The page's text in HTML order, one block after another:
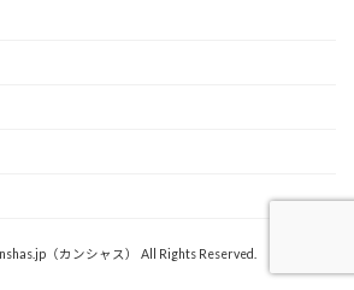
（カンシャス） All Rights Reserved.